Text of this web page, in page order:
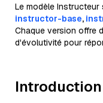
Le modèle
instructor-base,
Chaque version offre
d'évolutivité pour